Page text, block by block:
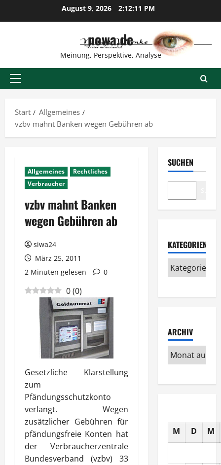
August 9, 2026 2:12:12 PM
nowa.de
Meinung, Perspektive, Analyse
Primäres
Start
Allgemeines
vzbv mahnt Banken wegen Gebühren ab
Allgemeines
Rechtliches
Verbraucher
vzbv mahnt Banken
wegen Gebühren ab
siwa24
März 25, 2011
2 Minuten gelesen
0
0(0)
Gesetzliche Klarstellung
zum
Pfändungsschutzkonto
verlangt. Wegen
zusätzlicher Gebühren für
pfändungsfreie Konten hat
der Verbraucherzentrale
Bundesverband (vzbv) 33
SUCHEN
KATEGORIEN
ARCHIV
M D M